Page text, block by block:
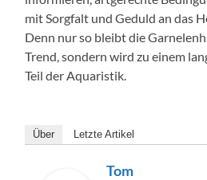
mit Sorgfalt und Geduld an das
Denn nur so bleibt die
Trend, sondern wird zu einem
Teil der Aquaristik.
Über Letzte Artikel
Tom